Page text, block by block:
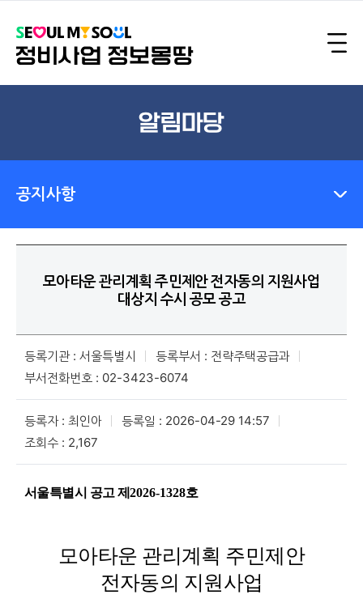
알림마당
공지사항
모아타운 관리계획 주민제안 전자동의 지원사업
대상지 수시 공모 공고
등록기관 : 서울특별시
등록부서 : 전략주택공급과
부서전화번호 : 02-3423-6074
등록자 : 최인아
등록일 : 2026-04-29 14:57
조회수 : 2,167
서울특별시 공고 제2026-1328호
모아타운 관리계획 주민제안
전자동의 지원사업